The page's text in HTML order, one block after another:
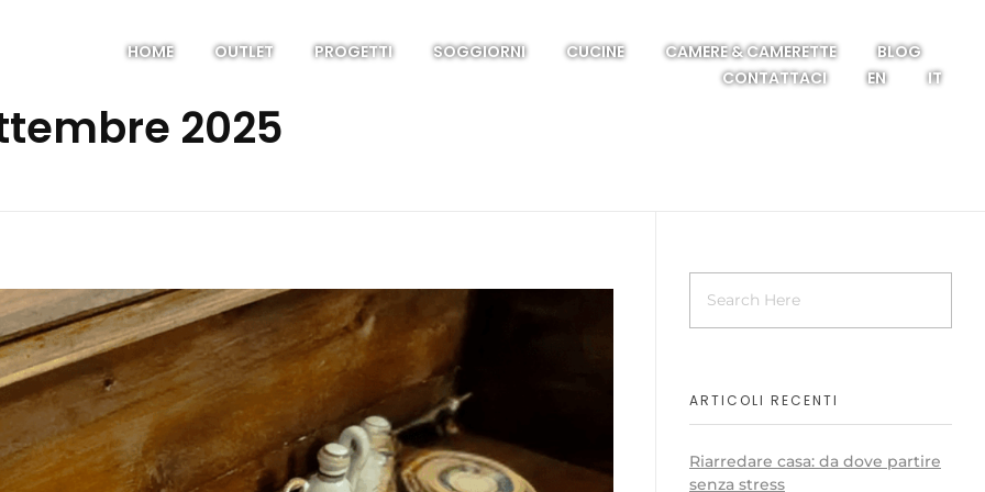
HOME OUTLET PROGETTI SOGGIORNI CUCINE CAMERE & CAMERETTE
BLOG
CONTATTACI
EN IT
2025
ARTICOLI RECENTI
Riarredare casa: da dove partire
senza stress